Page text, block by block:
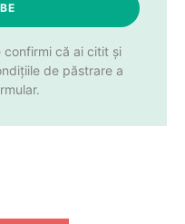
confirmi că ai citit și
de păstrare a